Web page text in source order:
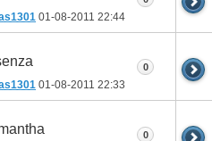
01-08-2011 22:44
01-08-2011 22:33
0
0